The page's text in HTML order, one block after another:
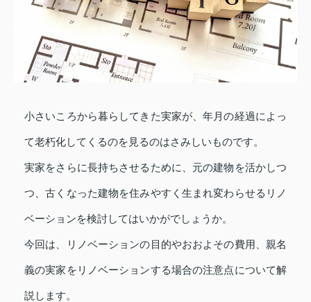
小さいころから暮らしてきた実家が、年月の経過によっ
て老朽化してくるのを見るのはさみしいものです。
実家をさらに長持ちさせるために、元の建物を活かしつ
つ、古くなった建物を住みやすく生まれ変わらせるリノ
ベーションを検討してはいかがでしょうか。
今回は、リノベーションの目的やおおよその費用、親名
義の実家をリノベーションする場合の注意点について解
説します。